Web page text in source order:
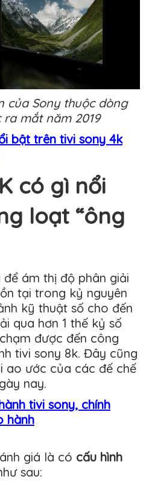
của Sony thuộc dòng
ra mắt năm 2019
bật trên tivi sony 4k
có gì nổi
loạt “ông
ám thị độ phân giải
tại trong kỷ nguyên
kỹ thuật số cho đến
qua hơn 1 thế kỷ số
được đến công
tivi sony 8k. Đây cũng
ao ước của các đế chế
nay.
tivi sony, chính
hành
giá là có cấu hình
sau: